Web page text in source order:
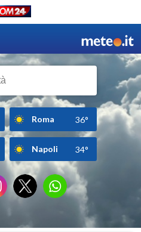
Roma 36°
Napoli 34°